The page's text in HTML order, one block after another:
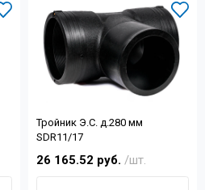
Тройник Э.С. д.280 мм
SDR11/17
26 165.52 руб. /шт.